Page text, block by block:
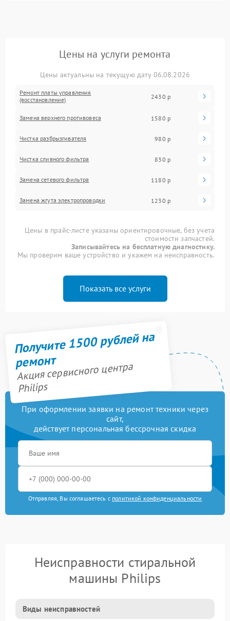
Цены на услуги ремонта
Цены актуальны на текущую дату 06.08.2026
Ремонт платы управления
(восстановление)
2430 р
Замена верхнего противовеса 1580 р
Чистка разбрызгивателя 980 р
Чистка сливного фильтра 830 р
Замена сетевого фильтра 1180 р
Замена жгута электропроводки 1230 р
Цены в прайс-листе указаны ориентировочные, без учета
стоимости запчастей.
Записывайтесь на бесплатную диагностику.
Мы проверим ваше устройство и укажем на неисправность.
Показать все услуги
Получите 1500 рублей на
ремонт
Акция сервисного центра
Philips
При оформлении заявки на ремонт техники через
сайт,
действует персональная бессрочная скидка
Отправляя, Вы соглашаетесь с политикой конфиденциальности
Неисправности стиральной
машины Philips
Виды неисправностей